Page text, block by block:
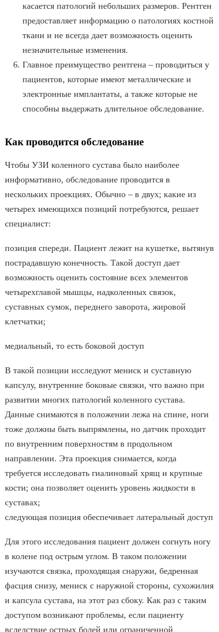
касается патологий небольших размеров. Рентген
предоставляет информацию о патологиях костной
ткани и не всегда дает возможность оценить
незначительные изменения.
Главное преимущество рентгена – проводиться у
пациентов, которые имеют металлические и
электронные имплантаты, а также которые не
способны выдержать длительное обследование.
Как проводится обследование
Чтобы УЗИ коленного сустава было наиболее
информативно, обследование проводится в
нескольких проекциях. Обычно – в двух; какие из
четырех имеющихся позиций потребуются, решает
специалист:
позиция спереди. Пациент лежит на кушетке, вытянув
пострадавшую конечность. Такой доступ дает
возможность оценить состояние всех элементов
четырехглавой мышцы, надколенных связок,
суставных сумок, переднего заворота, жировой
клетчатки;
медиальный, то есть боковой доступ
В такой позиции исследуют мениск и суставную
капсулу, внутренние боковые связки, что важно при
развитии многих патологий коленного сустава.
Данные снимаются в положении лежа на спине, ноги
тоже должны быть выпрямлены, но датчик проходит
по внутренним поверхностям в продольном
направлении. Эта проекция снимается, когда
требуется исследовать гиалиновый хрящ и крупные
кости; она позволяет оценить уровень жидкости в
суставах;
следующая позиция обеспечивает латеральный доступ
Для этого исследования пациент должен согнуть ногу
в колене под острым углом. В таком положении
изучаются связка, проходящая снаружи, бедренная
фасция снизу, мениск с наружной стороны, сухожилия
и капсула сустава, на этот раз сбоку. Как раз с таким
доступом возникают проблемы, если пациенту
вследствие острых болей или ограниченной